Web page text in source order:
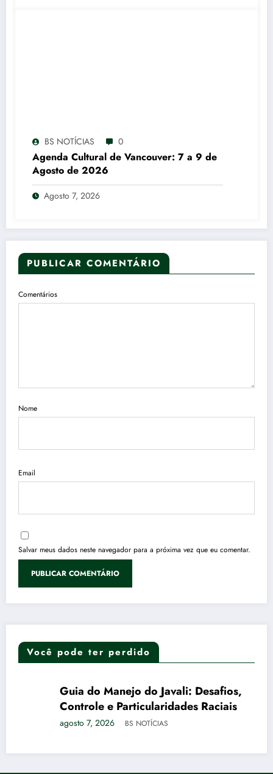
BS NOTÍCIAS 0
Agenda Cultural de Vancouver: 7 a 9 de
Agosto de 2026
Agosto 7, 2026
PUBLICAR COMENTÁRIO
Comentários
Nome
Email
Salvar meus dados neste navegador para a próxima vez que eu comentar.
Você pode ter perdido
DESTAQUES
Guia do Manejo do Javali: Desafios,
Controle e Particularidades Raciais
agosto 7, 2026 BS NOTÍCIAS